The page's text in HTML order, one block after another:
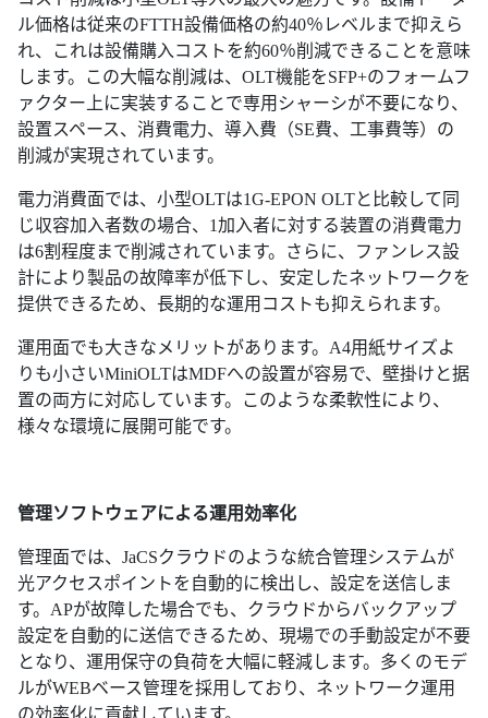
ル価格は従来のFTTH設備価格の約40％レベルまで抑えら
れ、これは設備購入コストを約60％削減できることを意味
します。この大幅な削減は、OLT機能をSFP+のフォームフ
ァクター上に実装することで専用シャーシが不要になり、
設置スペース、消費電力、導入費（SE費、工事費等）の
削減が実現されています。
電力消費面では、小型OLTは1G-EPON OLTと比較して同
じ収容加入者数の場合、1加入者に対する装置の消費電力
は6割程度まで削減されています。さらに、ファンレス設
計により製品の故障率が低下し、安定したネットワークを
提供できるため、長期的な運用コストも抑えられます。
運用面でも大きなメリットがあります。A4用紙サイズよ
りも小さいMiniOLTはMDFへの設置が容易で、壁掛けと据
置の両方に対応しています。このような柔軟性により、
様々な環境に展開可能です。
管理ソフトウェアによる運用効率化
管理面では、JaCSクラウドのような統合管理システムが
光アクセスポイントを自動的に検出し、設定を送信しま
す。APが故障した場合でも、クラウドからバックアップ
設定を自動的に送信できるため、現場での手動設定が不要
となり、運用保守の負荷を大幅に軽減します。多くのモデ
ルがWEBベース管理を採用しており、ネットワーク運用
の効率化に貢献しています。